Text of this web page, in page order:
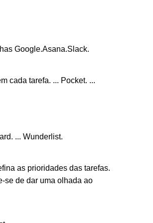
Google.Asana.Slack.
cada tarefa. ... Pocket. ...
... Wunderlist.
as prioridades das tarefas.
se de dar uma olhada ao